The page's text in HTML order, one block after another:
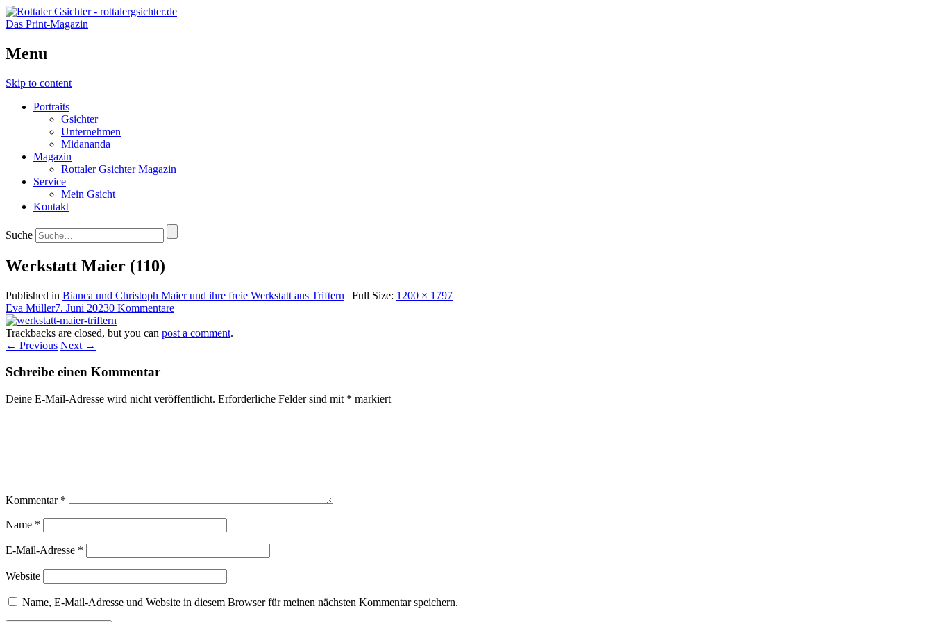
Das Print-Magazin
Menu
Skip to content
Portraits
Gsichter
Unternehmen
Midananda
Magazin
Rottaler Gsichter Magazin
Service
Mein Gsicht
Kontakt
Suche
Werkstatt Maier (110)
Published in Bianca und Christoph Maier und ihre freie Werkstatt aus Triftern | Full Size: 1200 × 1797
Eva Müller7. Juni 20230 Kommentare
Trackbacks are closed, but you can post a comment.
← Previous Next →
Schreibe einen Kommentar
Deine E-Mail-Adresse wird nicht veröffentlicht. Erforderliche Felder sind mit * markiert
Kommentar *
Name *
E-Mail-Adresse *
Website
Name, E-Mail-Adresse und Website in diesem Browser für meinen nächsten Kommentar speichern.